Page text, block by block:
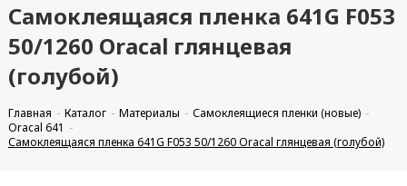
Самоклеящаяся пленка 641G F053
50/1260 Oracal глянцевая
(голубой)
Главная Каталог Материалы
Самоклеящиеся пленки (новые)
Oracal 641
Самоклеящаяся пленка 641G F053 50/1260 Oracal глянцевая (голубой)